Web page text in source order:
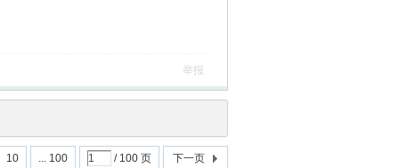
举报
10 ... 100 / 100 页 下一页